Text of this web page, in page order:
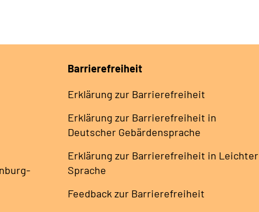
Barrierefreiheit
Erklärung zur Barrierefreiheit
Erklärung zur Barrierefreiheit in
Deutscher Gebärdensprache
Erklärung zur Barrierefreiheit in Leichter
Sprache
Feedback zur Barrierefreiheit